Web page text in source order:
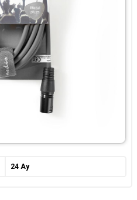
24 Ay